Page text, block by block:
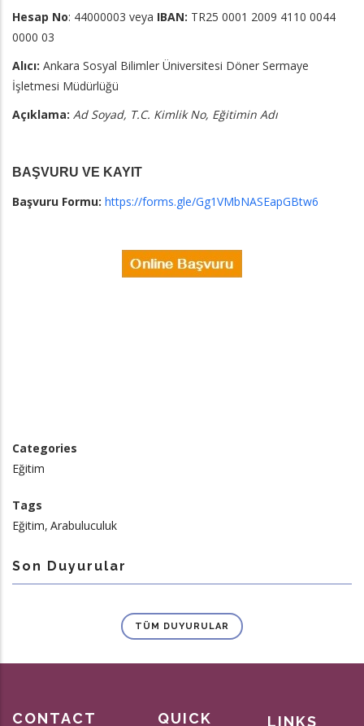
Hesap No: 44000003 veya IBAN: TR25 0001 2009 4110 0044
0000 03
Alıcı: Ankara Sosyal Bilimler Üniversitesi Döner Sermaye
İşletmesi Müdürlüğü
Açıklama: Ad Soyad, T.C. Kimlik No, Eğitimin Adı
BAŞVURU VE KAYIT
Başvuru Formu: https://forms.gle/Gg1VMbNASEapGBtw6
Categories
Eğitim
Tags
Eğitim Arabuluculuk
Son Duyurular
TÜM DUYURULAR
CONTACT QUICK LINKS